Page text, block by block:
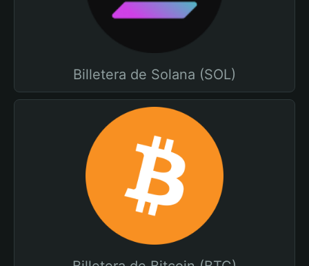
Billetera de Solana (SOL)